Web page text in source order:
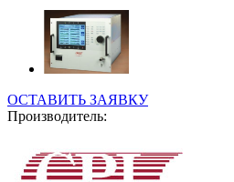
ОСТАВИТЬ ЗАЯВКУ
Производитель: